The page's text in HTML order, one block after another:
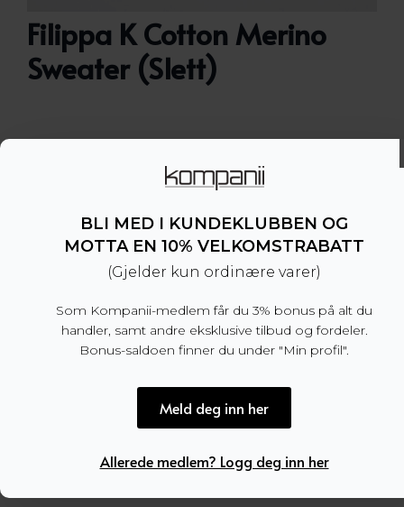
Filippa K Cotton Merino
Sweater (Slett)
Tidløs genser i merinoull og bomull fra Filippa K.
Ribbestrikk i midjen og håndledd. En allsdig genser
som fungerer like bra alene eller med en skjorte
– Normal passform, vi anbefaler å velge din
– 50% bomull, 50% mulesing fri merinoull
Dette produktet er for tiden utsolgt og
Ukategorisert
BLI MED I KUNDEKLUBBEN OG
MOTTA EN 10% VELKOMSTRABATT
(Gjelder kun ordinære varer)
Som Kompanii-medlem får du 3% bonus på alt du
handler, samt andre eksklusive tilbud og fordeler.
Bonus-saldoen finner du under "Min profil".
Meld deg inn her
Allerede medlem? Logg deg inn her